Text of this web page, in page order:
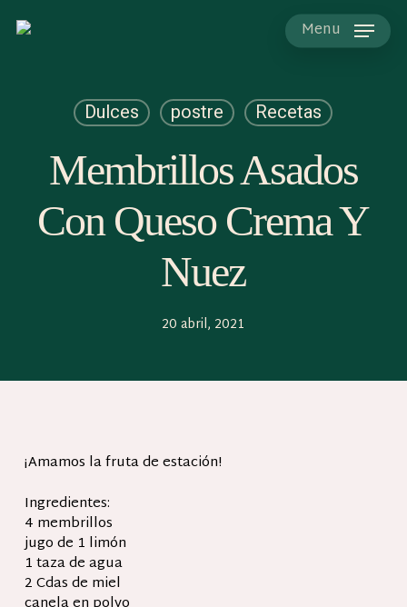
Menu
Dulces postre Recetas
Membrillos Asados
Con Queso Crema Y
Nuez
20 abril, 2021
¡Amamos la fruta de estación!
Ingredientes:
4 membrillos
jugo de 1 limón
1 taza de agua
2 Cdas de miel